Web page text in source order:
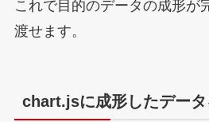
これで目的のデータの成形が
渡せます。
chart.jsに成形したデー